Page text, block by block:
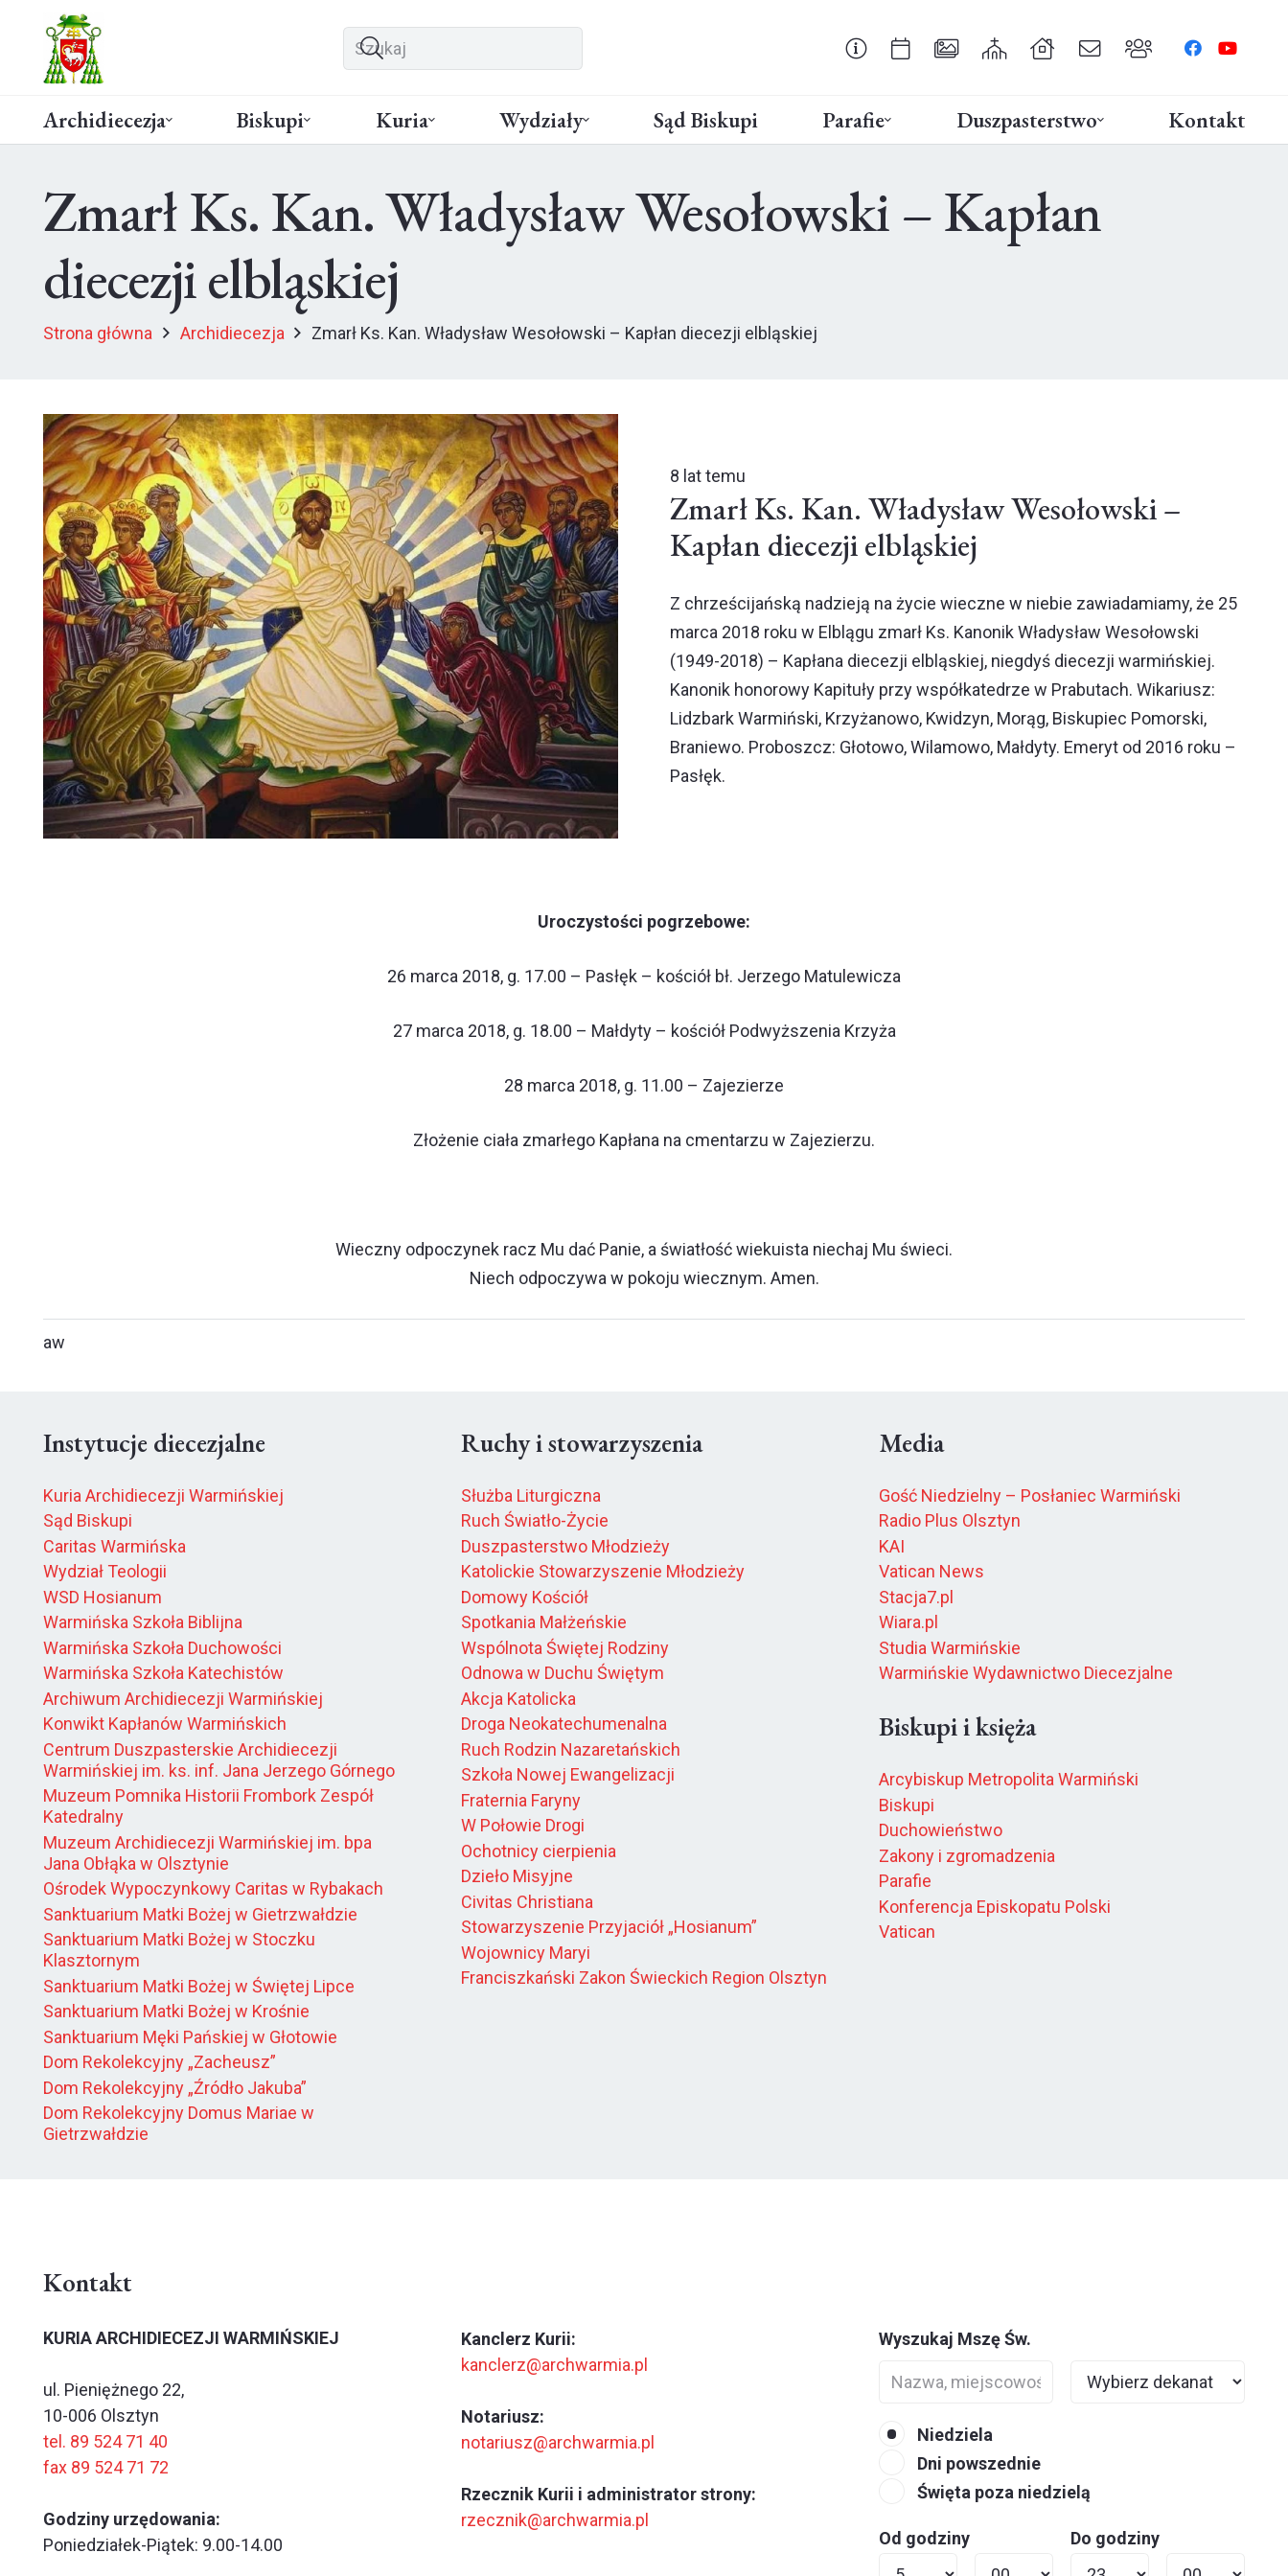
Archidiecezja Biskupi Kuria Wydziały Sąd Biskupi Parafie Duszpasterstwo Kontakt
Zmarł Ks. Kan. Władysław Wesołowski – Kapłan
diecezji elbląskiej
Strona główna Archidiecezja Zmarł Ks. Kan. Władysław Wesołowski – Kapłan diecezji elbląskiej
8 lat temu
Zmarł Ks. Kan. Władysław Wesołowski –
Kapłan diecezji elbląskiej
Z chrześcijańską nadzieją na życie wieczne w niebie zawiadamiamy, że 25
marca 2018 roku w Elblągu zmarł Ks. Kanonik Władysław Wesołowski
(1949-2018) – Kapłana diecezji elbląskiej, niegdyś diecezji warmińskiej.
Kanonik honorowy Kapituły przy współkatedrze w Prabutach. Wikariusz:
Lidzbark Warmiński, Krzyżanowo, Kwidzyn, Morąg, Biskupiec Pomorski,
Braniewo. Proboszcz: Głotowo, Wilamowo, Małdyty. Emeryt od 2016 roku –
Pasłęk.
Uroczystości pogrzebowe:
26 marca 2018, g. 17.00 – Pasłęk – kościół bł. Jerzego Matulewicza
27 marca 2018, g. 18.00 – Małdyty – kościół Podwyższenia Krzyża
28 marca 2018, g. 11.00 – Zajezierze
Złożenie ciała zmarłego Kapłana na cmentarzu w Zajezierzu.
Wieczny odpoczynek racz Mu dać Panie, a światłość wiekuista niechaj Mu świeci.
Niech odpoczywa w pokoju wiecznym. Amen.
aw
Instytucje diecezjalne
Kuria Archidiecezji Warmińskiej
Sąd Biskupi
Caritas Warmińska
Wydział Teologii
WSD Hosianum
Warmińska Szkoła Biblijna
Warmińska Szkoła Duchowości
Warmińska Szkoła Katechistów
Archiwum Archidiecezji Warmińskiej
Konwikt Kapłanów Warmińskich
Centrum Duszpasterskie Archidiecezji
Warmińskiej im. ks. inf. Jana Jerzego Górnego
Muzeum Pomnika Historii Frombork Zespół
Katedralny
Muzeum Archidiecezji Warmińskiej im. bpa
Jana Obłąka w Olsztynie
Ośrodek Wypoczynkowy Caritas w Rybakach
Sanktuarium Matki Bożej w Gietrzwałdzie
Sanktuarium Matki Bożej w Stoczku
Klasztornym
Sanktuarium Matki Bożej w Świętej Lipce
Sanktuarium Matki Bożej w Krośnie
Sanktuarium Męki Pańskiej w Głotowie
Dom Rekolekcyjny „Zacheusz”
Dom Rekolekcyjny „Źródło Jakuba”
Dom Rekolekcyjny Domus Mariae w
Gietrzwałdzie
Ruchy i stowarzyszenia
Służba Liturgiczna
Ruch Światło-Życie
Duszpasterstwo Młodzieży
Katolickie Stowarzyszenie Młodzieży
Domowy Kościół
Spotkania Małżeńskie
Wspólnota Świętej Rodziny
Odnowa w Duchu Świętym
Akcja Katolicka
Droga Neokatechumenalna
Ruch Rodzin Nazaretańskich
Szkoła Nowej Ewangelizacji
Fraternia Faryny
W Połowie Drogi
Ochotnicy cierpienia
Dzieło Misyjne
Civitas Christiana
Stowarzyszenie Przyjaciół „Hosianum”
Wojownicy Maryi
Franciszkański Zakon Świeckich Region Olsztyn
Media
Gość Niedzielny – Posłaniec Warmiński
Radio Plus Olsztyn
KAI
Vatican News
Stacja7.pl
Wiara.pl
Studia Warmińskie
Warmińskie Wydawnictwo Diecezjalne
Biskupi i księża
Arcybiskup Metropolita Warmiński
Biskupi
Duchowieństwo
Zakony i zgromadzenia
Parafie
Konferencja Episkopatu Polski
Vatican
Kontakt
KURIA ARCHIDIECEZJI WARMIŃSKIEJ
ul. Pieniężnego 22,
10-006 Olsztyn
tel. 89 524 71 40
fax 89 524 71 72
Godziny urzędowania:
Poniedziałek-Piątek: 9.00-14.00
Kanclerz Kurii:
kanclerz@archwarmia.pl
Notariusz:
notariusz@archwarmia.pl
Rzecznik Kurii i administrator strony:
rzecznik@archwarmia.pl
Wyszukaj Mszę Św.
Niedziela
Dni powszednie
Święta poza niedzielą
Od godziny Do godziny